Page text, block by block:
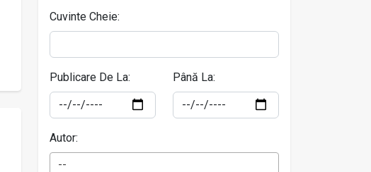
Cuvinte Cheie:
Publicare De La: Până La:
Autor:
--